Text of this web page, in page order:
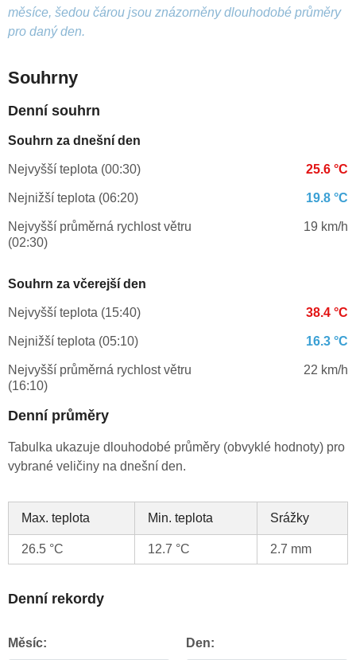
měsíce, šedou čárou jsou znázorněny dlouhodobé průměry
pro daný den.
Souhrny
Denní souhrn
Souhrn za dnešní den
Nejvyšší teplota (00:30) 25.6 °C
Nejnižší teplota (06:20) 19.8 °C
Nejvyšší průměrná rychlost větru
(02:30)
19 km/h
Souhrn za včerejší den
Nejvyšší teplota (15:40) 38.4 °C
Nejnižší teplota (05:10) 16.3 °C
Nejvyšší průměrná rychlost větru
(16:10)
22 km/h
Denní průměry
Tabulka ukazuje dlouhodobé průměry (obvyklé hodnoty) pro
vybrané veličiny na dnešní den.
Max. teplota Min. teplota Srážky
26.5 °C 12.7 °C 2.7 mm
Denní rekordy
Měsíc: Den: